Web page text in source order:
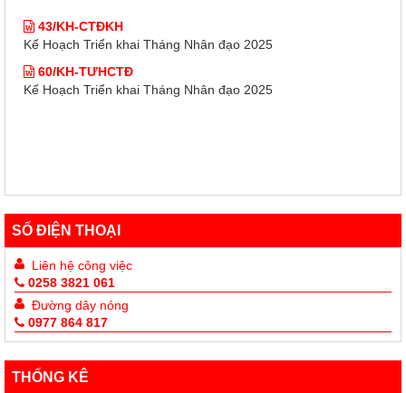
Kế Hoạch Triển khai Tháng Nhân đạo 2025
Kế Hoạch Triển khai Tháng Nhân đạo 2025
SỐ ĐIỆN THOẠI
Liên hệ công việc
0258 3821 061
Đường dây nóng
0977 864 817
THỐNG KÊ